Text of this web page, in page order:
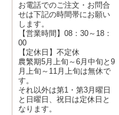
お電話でのご注文・お問合
せは下記の時間帯にお願い
します。
【営業時間】08：30～18：
00
【定休日】不定休
農繁期5月上旬～6月中旬と9
月上旬～11月上旬は無休で
す。
それ以外は第1・第3月曜日
と日曜日、祝日は定休日と
なります。